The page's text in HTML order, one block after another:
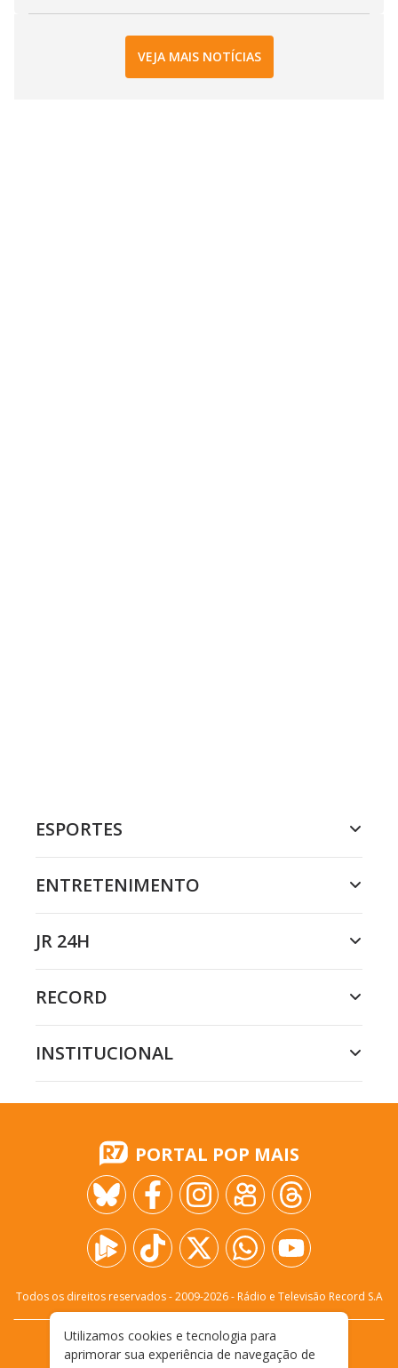
VEJA MAIS NOTÍCIAS
ESPORTES
ENTRETENIMENTO
JR 24H
RECORD
INSTITUCIONAL
PORTAL POP MAIS
Todos os direitos reservados - 2009-2026- Rádio e Televisão Record S.A
FALE CONOSCO
PRIVACIDADE
Utilizamos cookies e tecnologia para
aprimorar sua experiência de navegação de